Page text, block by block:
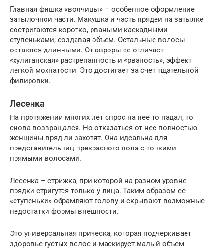
Главная фишка «волчицы» – особенное оформление
затылочной части. Макушка и часть прядей на затылке
состригаются коротко, рваными каскадными
ступеньками, создавая объем. Остальные волосы
остаются длинными. От авроры ее отличает
«хулиганская» растрепанность и «рваность», эффект
легкой мохнатости. Это достигает за счет тщательной
филировки.
Лесенка
На протяжении многих лет спрос на нее то падал, то
снова возвращался. Но отказаться от нее полностью
женщины вряд ли захотят. Она идеальна для
представительниц прекрасного пола с тонкими
прямыми волосами.
Лесенка – стрижка, при которой на разном уровне
прядки стригутся только у лица. Таким образом ее
«ступеньки» обрамляют голову и скрывают возможные
недостатки формы внешности.
Это универсальная прическа, которая подчеркивает
здоровье густых волос и маскирует малый объем